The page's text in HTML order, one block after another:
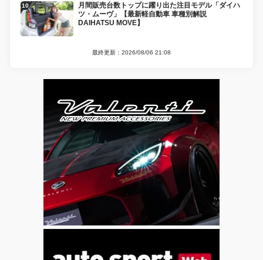
月間販売台数トップに躍り出た注目モデル「ダイハ
ツ・ムーヴ」【最新軽自動車 車種別解説
DAIHATSU MOVE】
最終更新：2026/08/06 21:08